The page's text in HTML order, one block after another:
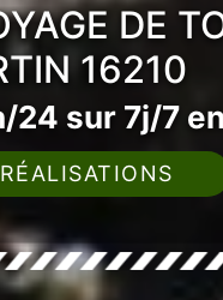
DE
16210
sur 7j/7